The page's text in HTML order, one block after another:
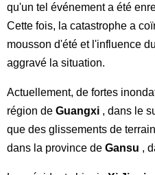
qu'un tel événement a été
Cette fois, la catastrophe a
mousson d'été et l'influence
aggravé la situation.
Actuellement, de fortes
région de Guangxi , dans le
que des glissements de
dans la province de Gansu ,